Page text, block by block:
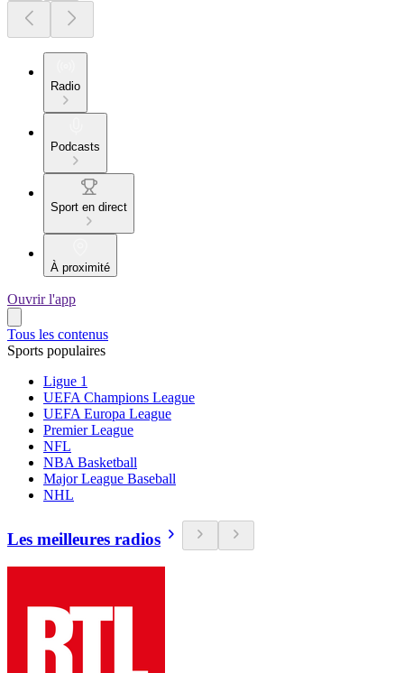
Radio
Podcasts
Sport en direct
À proximité
Ouvrir l'app
Tous les contenus
Sports populaires
Ligue 1
UEFA Champions League
UEFA Europa League
Premier League
NFL
NBA Basketball
Major League Baseball
NHL
Les meilleures radios